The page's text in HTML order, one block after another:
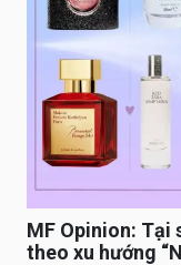
MF Opinion: Tại
theo xu hướng